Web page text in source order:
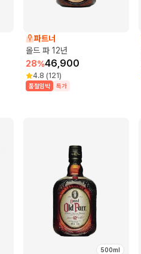
파트너
올드 파 12년
28%46,900
4.8 (121)
품절임박 특가
500ml